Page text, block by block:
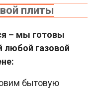
плиты
– мы готовы
любой газовой
бытовую